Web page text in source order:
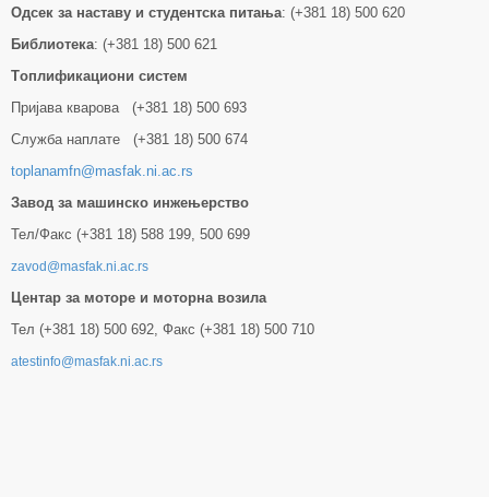
Одсек за наставу и студентска питања: (+381 18) 500 620
Библиотека: (+381 18) 500 621
Tоплификациони систем
Пријава кварова (+381 18) 500 693
Служба наплате (+381 18) 500 674
toplanamfn@masfak.ni.ac.rs
Завод за машинско инжењерство
Тел/Факс (+381 18) 588 199, 500 699
zavod@masfak.ni.ac.rs
Центар за моторе и моторна возила
Тел (+381 18) 500 692, Факс (+381 18) 500 710
atestinfo@masfak.ni.ac.rs